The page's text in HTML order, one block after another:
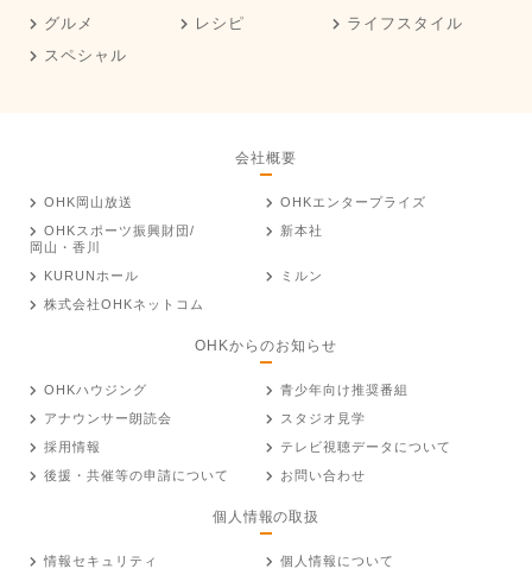
グルメ
レシピ
ライフスタイル
スペシャル
会社概要
OHK岡山放送
OHKエンタープライズ
OHKスポーツ振興財団/
岡山・香川
新本社
KURUNホール
ミルン
株式会社OHKネットコム
OHKからのお知らせ
OHKハウジング
青少年向け推奨番組
アナウンサー朗読会
スタジオ見学
採用情報
テレビ視聴データについて
後援・共催等の申請について
お問い合わせ
個人情報の取扱
情報セキュリティ
個人情報について